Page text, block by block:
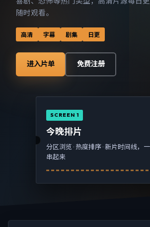
随时观看。
高清 字幕 剧集 日更
进入片单 免费注册
SCREEN 1
今晚排片
分区浏览 · 热度排序 · 新片时间线，
串起来